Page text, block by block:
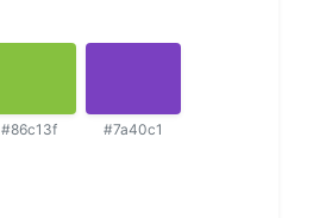
#86c13f #7a40c1